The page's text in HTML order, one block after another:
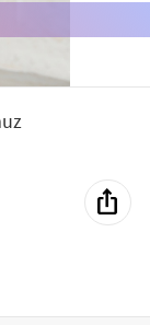
ios_share